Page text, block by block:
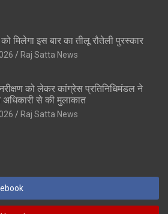
मिलेगा इस बार का तीलू रौतेली पुरस्कार
Raj Satta News
को लेकर कांग्रेस प्रतिनिधिमंडल ने
अधिकारी से की मुलाकात
Raj Satta News